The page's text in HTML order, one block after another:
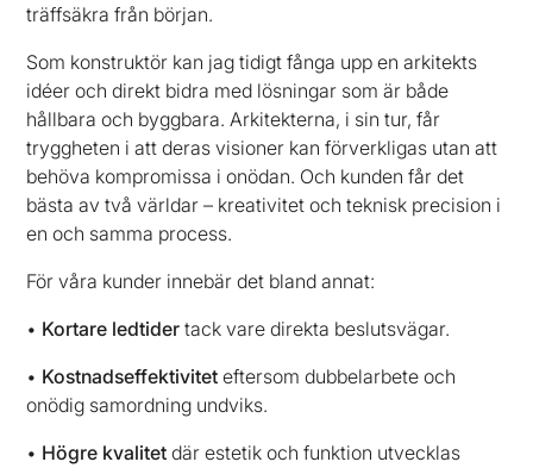
träffsäkra från början.
Som konstruktör kan jag tidigt fånga upp en arkitekts
idéer och direkt bidra med lösningar som är både
hållbara och byggbara. Arkitekterna, i sin tur, får
tryggheten i att deras visioner kan förverkligas utan att
behöva kompromissa i onödan. Och kunden får det
bästa av två världar – kreativitet och teknisk precision i
en och samma process.
För våra kunder innebär det bland annat:
• Kortare ledtider tack vare direkta beslutsvägar.
• Kostnadseffektivitet eftersom dubbelarbete och
onödig samordning undviks.
• Högre kvalitet där estetik och funktion utvecklas